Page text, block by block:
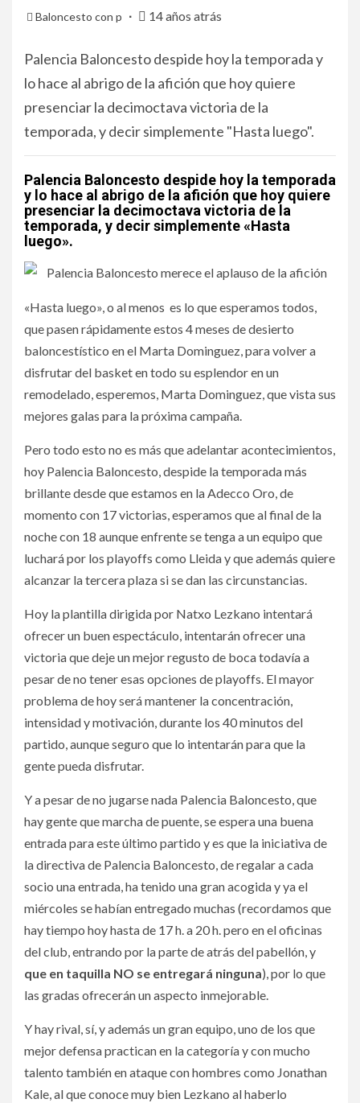
Baloncesto con p 14 años atrás
Palencia Baloncesto despide hoy la temporada y
lo hace al abrigo de la afición que hoy quiere
presenciar la decimoctava victoria de la
temporada, y decir simplemente "Hasta luego".
Palencia Baloncesto despide hoy la temporada
y lo hace al abrigo de la afición que hoy quiere
presenciar la decimoctava victoria de la
temporada, y decir simplemente «Hasta
luego».
«Hasta luego», o al menos es lo que esperamos todos,
que pasen rápidamente estos 4 meses de desierto
baloncestístico en el Marta Dominguez, para volver a
disfrutar del basket en todo su esplendor en un
remodelado, esperemos, Marta Dominguez, que vista sus
mejores galas para la próxima campaña.
Pero todo esto no es más que adelantar acontecimientos,
hoy Palencia Baloncesto, despide la temporada más
brillante desde que estamos en la Adecco Oro, de
momento con 17 victorias, esperamos que al final de la
noche con 18 aunque enfrente se tenga a un equipo que
luchará por los playoffs como Lleida y que además quiere
alcanzar la tercera plaza si se dan las circunstancias.
Hoy la plantilla dirigida por Natxo Lezkano intentará
ofrecer un buen espectáculo, intentarán ofrecer una
victoria que deje un mejor regusto de boca todavía a
pesar de no tener esas opciones de playoffs. El mayor
problema de hoy será mantener la concentración,
intensidad y motivación, durante los 40 minutos del
partido, aunque seguro que lo intentarán para que la
gente pueda disfrutar.
Y a pesar de no jugarse nada Palencia Baloncesto, que
hay gente que marcha de puente, se espera una buena
entrada para este último partido y es que la iniciativa de
la directiva de Palencia Baloncesto, de regalar a cada
socio una entrada, ha tenido una gran acogida y ya el
miércoles se habían entregado muchas (recordamos que
hay tiempo hoy hasta de 17 h. a 20 h. pero en el oficinas
del club, entrando por la parte de atrás del pabellón, y
que en taquilla NO se entregará ninguna), por lo que
las gradas ofrecerán un aspecto inmejorable.
Y hay rival, sí, y además un gran equipo, uno de los que
mejor defensa practican en la categoría y con mucho
talento también en ataque con hombres como Jonathan
Kale, al que conoce muy bien Lezkano al haberlo